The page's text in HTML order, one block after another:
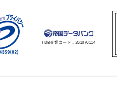
（８）個人情報の安全管理措置につい
取得した個人情報については、
ご通報への回答後、取得した個
（９）個人情報保護方針
個人情報保
（１１）当社の個人情報の取扱いに
TDB企業コード： 261070114